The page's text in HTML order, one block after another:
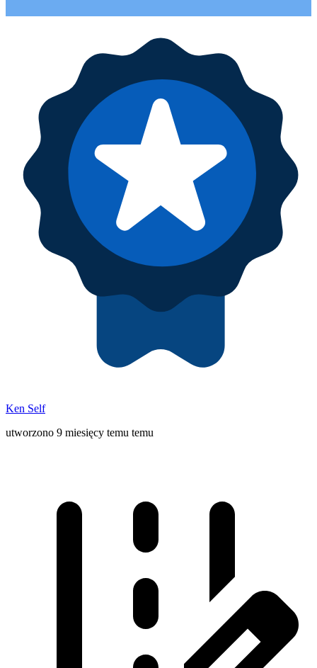
Ken Self
utworzono 9 miesięcy temu temu